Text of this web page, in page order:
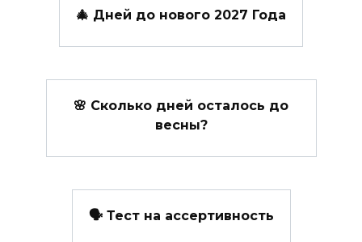
🎄 Дней до нового 2027 Года
🌸 Сколько дней осталось до
весны?
🗣️ Тест на ассертивность